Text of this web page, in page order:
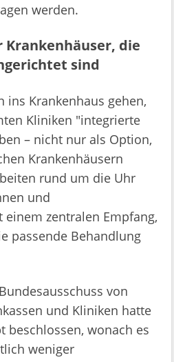
werden.
die
sind
ins Krankenhaus gehen,
Kliniken "integrierte
– nicht nur als Option,
Krankenhäusern
rund um die Uhr
und
zentralen Empfang,
passende Behandlung
von
und Kliniken hatte
beschlossen, wonach es
weniger